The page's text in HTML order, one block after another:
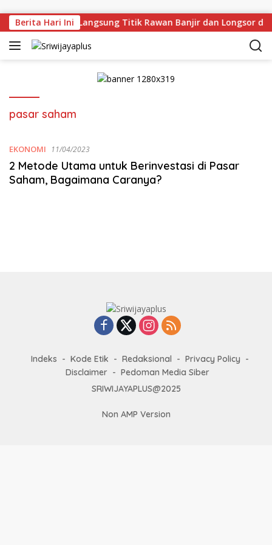
Berita Hari Ini
Deru Tinjau Langsung Titik Rawan Banjir dan Longsor di
pasar saham
EKONOMI 11/04/2023
2 Metode Utama untuk Berinvestasi di Pasar
Saham, Bagaimana Caranya?
Indeks Kode Etik Redaksional
Privacy Policy
Disclaimer
Pedoman Media Siber
SRIWIJAYAPLUS@2025
Non AMP Version